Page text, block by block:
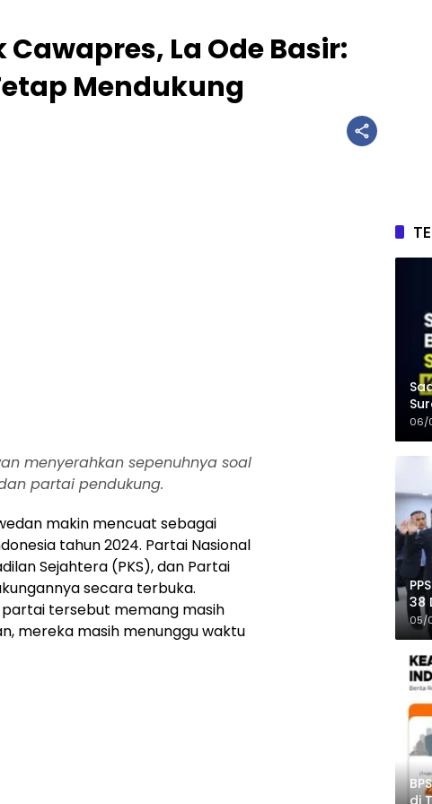
Cawapres, La Ode Basir:
Mendukung
menyerahkan sepenuhnya soal
partai pendukung.
makin mencuat sebagai
tahun 2024. Partai Nasional
Sejahtera (PKS), dan Partai
secara terbuka.
tersebut memang masih
mereka masih menunggu waktu
06/
38
05/
di